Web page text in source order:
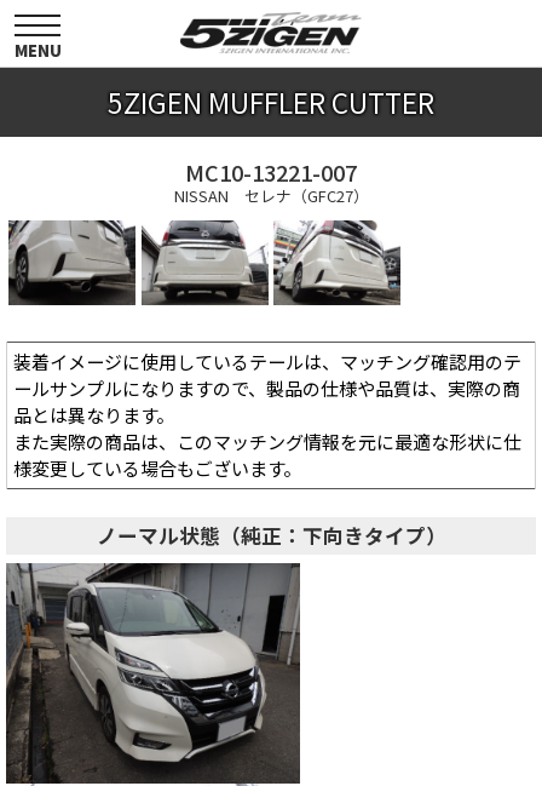
toggle
navigation
MENU
5ZIGEN MUFFLER CUTTER
MC10-13221-007
NISSAN セレナ（GFC27）
装着イメージに使用しているテールは、マッチング確認用のテ
ールサンプルになりますので、製品の仕様や品質は、実際の商
品とは異なります。
また実際の商品は、このマッチング情報を元に最適な形状に仕
様変更している場合もございます。
ノーマル状態（純正：下向きタイプ）